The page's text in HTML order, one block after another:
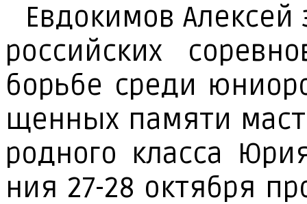
Ев­до­ки­мов
рос­сий­ских
борь­бе сре­ди
щен­ных па­мя­ти
род­но­го клас­са
ния 27-28 ок­тяб­ря